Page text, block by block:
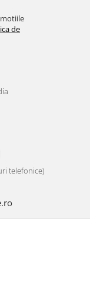
de
telefonice)